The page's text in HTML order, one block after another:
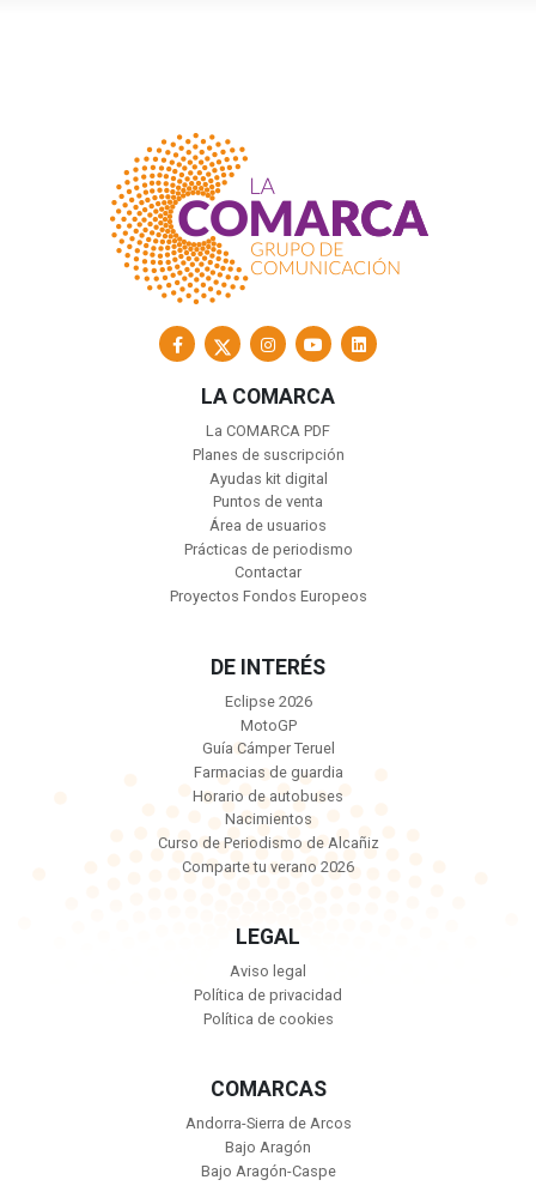
LA COMARCA
La COMARCA PDF
Planes de suscripción
Ayudas kit digital
Puntos de venta
Área de usuarios
Prácticas de periodismo
Contactar
Proyectos Fondos Europeos
DE INTERÉS
Eclipse 2026
MotoGP
Guía Cámper Teruel
Farmacias de guardia
Horario de autobuses
Nacimientos
Curso de Periodismo de Alcañiz
Comparte tu verano 2026
LEGAL
Aviso legal
Política de privacidad
Política de cookies
COMARCAS
Andorra-Sierra de Arcos
Bajo Aragón
Bajo Aragón-Caspe